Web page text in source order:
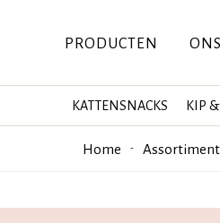
PRODUCTEN
KATTENSNACKS KIP
Home Assortiment